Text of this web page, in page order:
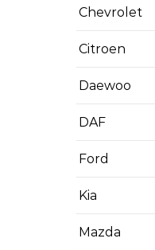
Chevrolet
Citroen
Daewoo
DAF
Ford
Kia
Mazda